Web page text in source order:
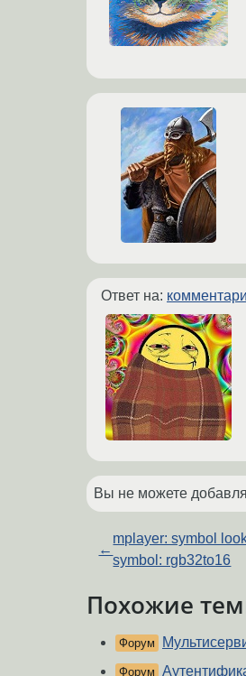
Ответ на:
Вы не можете
←
mplayer: symbol
symbol: rgb32to16
Похожие
Форум
Форум